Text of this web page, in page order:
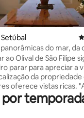
média de 5, 40
Setúbal
do mar, da
de São Filipe
ao Olival de São Filipe
parar para apreciar a
da propriedade
oferece vistas ricas.
do que nas fotos",
frequentemente